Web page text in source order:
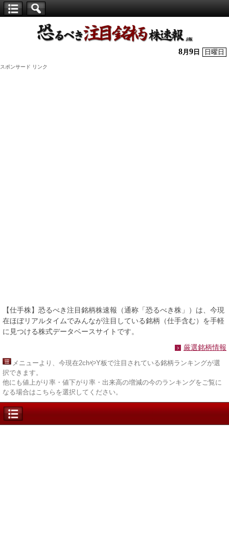
株】
8月 9 日 日曜日
スポンサード リンク
【仕手株】恐るべき注目銘柄株速報（通称「恐るべき株」）は、今現
在ほぼリアルタイムでみんなが注目している銘柄（仕手含む）を手軽
に見つける株式データベースサイトです。
厳選銘柄情報
メニューより、今現在2chやY板で注目されている銘柄ランキングが選
択できます。
他にも値上がり率・値下がり率・出来高の増減の今のランキングをご覧に
なる場合はこちらを選択してください。